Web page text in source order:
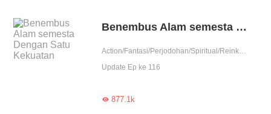
Benembus Alam semesta Dengan Satu Kekuatan
Action/Fantasi/Perjodohan/Spiritual/Reinkarnasi/Balas Dendam/Kultivasi/Indigo/Contributor
Update Ep ke 116
877.1k